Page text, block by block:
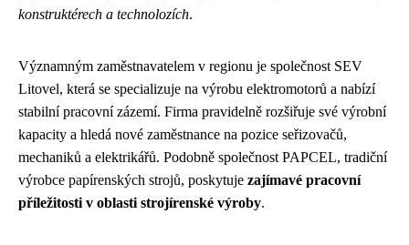
konstruktérech a technolozích.
Významným zaměstnavatelem v regionu je společnost SEV
Litovel, která se specializuje na výrobu elektromotorů a nabízí
stabilní pracovní zázemí. Firma pravidelně rozšiřuje své výrobní
kapacity a hledá nové zaměstnance na pozice seřizovačů,
mechaniků a elektrikářů. Podobně společnost PAPCEL, tradiční
výrobce papírenských strojů, poskytuje zajímavé pracovní
příležitosti v oblasti strojírenské výroby.